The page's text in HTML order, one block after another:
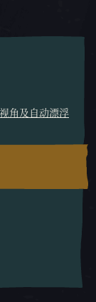
角及自动漂浮